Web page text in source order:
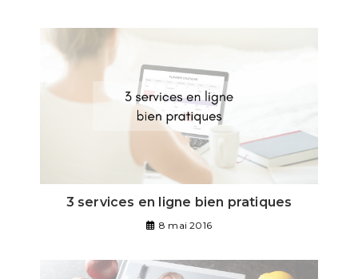
3 services en ligne bien pratiques
8 mai 2016